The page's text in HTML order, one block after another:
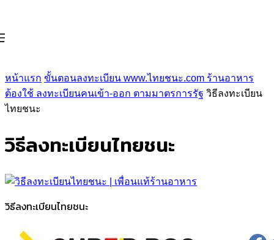
หน้าแรก ขั้นตอนลงทะเบียน www.ไทยชนะ.com ร้านอาหาร
ต้องใช้ ลงทะเบียนคนเข้า-ออก ตามมาตรการรัฐ วิธีลงทะเบียน
ไทยชนะ
วิธีลงทะเบียนไทยชนะ
วิธีลงทะเบียนไทยชนะ